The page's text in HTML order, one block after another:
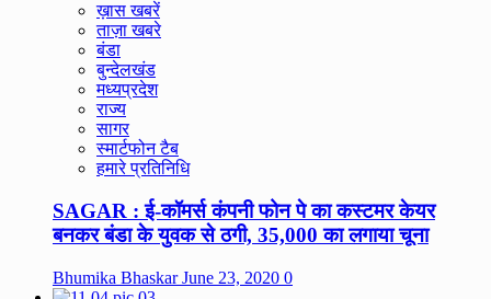
ख़ास खबरें
ताज़ा खबरे
बंडा
बुन्देलखंड
मध्यप्रदेश
राज्य
सागर
स्मार्टफोन टैब
हमारे प्रतिनिधि
SAGAR : ई-कॉमर्स कंपनी फोन पे का कस्टमर केयर
बनकर बंडा के युवक से ठगी, 35,000 का लगाया चूना
Bhumika BhaskarJune 23, 2020 0